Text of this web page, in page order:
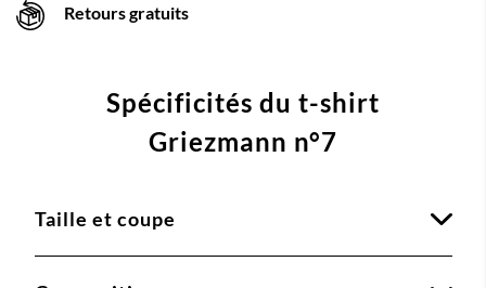
Retours gratuits
Spécificités du t-shirt
Griezmann n°7
Taille et coupe